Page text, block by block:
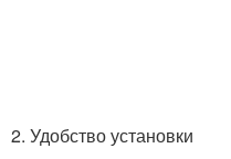
2. Удобство установки